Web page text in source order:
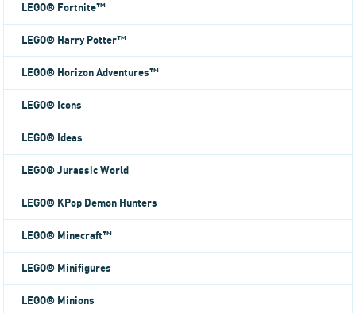
LEGO® Fortnite™
LEGO® Harry Potter™
LEGO® Horizon Adventures™
LEGO® Icons
LEGO® Ideas
LEGO® Jurassic World
LEGO® KPop Demon Hunters
LEGO® Minecraft™
LEGO® Minifigures
LEGO® Minions